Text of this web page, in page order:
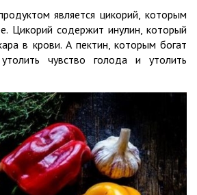
является цикорий, которым
Цикорий содержит инулин, который
в крови. А пектин, которым богат
чувство голода и утолить